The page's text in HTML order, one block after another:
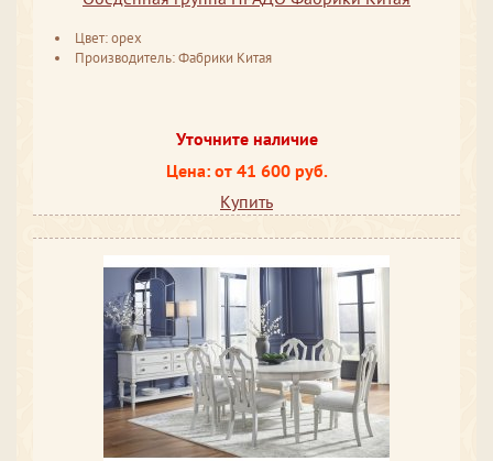
Цвет: орех
Производитель: Фабрики Китая
Уточните наличие
Цена: от 41 600 руб.
Купить